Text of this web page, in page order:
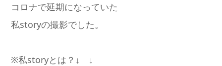
コロナで延期になっていた
私storyの撮影でした。
※私storyとは？↓ ↓